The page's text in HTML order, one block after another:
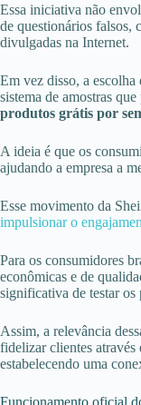
Essa iniciativa não
de questionários falsos,
divulgadas na Internet.
Em vez disso, a escolha
sistema de amostras
produtos grátis por
A ideia é que os
ajudando a empresa a
Esse movimento da
impulsionar o
Para os consumidores
econômicas e de
significativa de testar os
Assim, a relevância
fidelizar clientes através
estabelecendo uma
Funcionamento oficial